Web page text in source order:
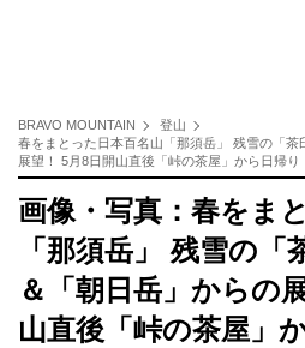
BRAVO MOUNTAIN
登山
春をまとった日本百名山「那須岳」 残雪の「
展望！ 5月8日開山直後「峠の茶屋」から日帰り
画像・写真：春をま
「那須岳」 残雪の「
＆「朝日岳」からの
山直後「峠の茶屋」